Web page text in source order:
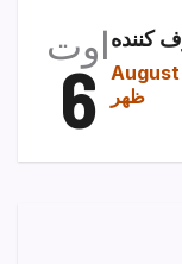
اوت
6
کننده
ظهر